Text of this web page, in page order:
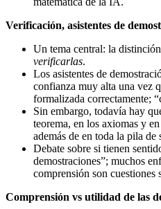
Verificación, asistentes de
Un tema central: la
verificarlas.
Los asistentes de
confianza muy alta una vez
formalizada correctamente;
Sin embargo, todavía hay
teorema, en los axiomas y
además de en toda la pila
Debate sobre si tienen
demostraciones”; muchos
comprensión son cuestiones
Comprensión vs utilidad de las